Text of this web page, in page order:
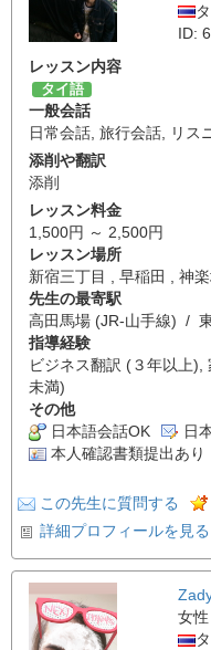
ID:
レッスン内容
タイ語
一般会話
日常会話 旅行会話 リス
添削や翻訳
添削
レッスン料金
1,500円 ～ 2,500円
レッスン場所
新宿三丁目 , 早稲田 , 神
先生の最寄駅
高田馬場 (JR-山手線) /
指導経験
ビジネス翻訳 (３年以上
未満)
その他
日本語会話OK
日
本人確認書類提出あり
この先生に質問する
詳細プロフィールを見る
女